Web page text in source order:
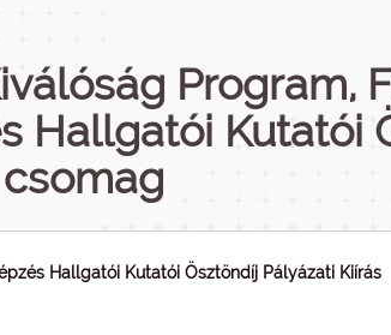
Program,
Hallgatói Kutatói
Hallgatói Kutatói Ösztöndíj Pályázati Kiírás